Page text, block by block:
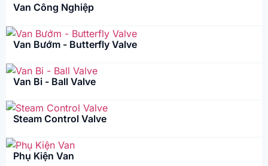
Van Công Nghiệp
Van Bướm - Butterfly Valve
Van Bi - Ball Valve
Steam Control Valve
Phụ Kiện Van